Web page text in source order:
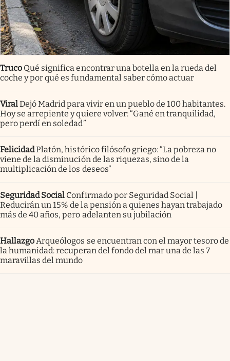
Truco Qué significa encontrar una botella en la rueda del
coche y por qué es fundamental saber cómo actuar
ViralDejó Madrid para vivir en un pueblo de 100 habitantes.
Hoy se arrepiente y quiere volver: “Gané en tranquilidad,
pero perdí en soledad”
FelicidadPlatón, histórico filósofo griego: “La pobreza no
viene de la disminución de las riquezas, sino de la
multiplicación de los deseos”
Seguridad Social Confirmado por Seguridad Social |
Reducirán un 15% de la pensión a quienes hayan trabajado
más de 40 años, pero adelanten su jubilación
Hallazgo Arqueólogos se encuentran con el mayor tesoro de
la humanidad: recuperan del fondo del mar una de las 7
maravillas del mundo